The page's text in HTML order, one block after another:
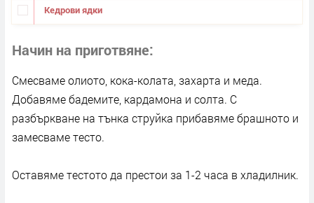
Кедрови ядки
Начин на приготвяне
Смесваме олиото, кока-колата, захарта и меда.
Добавяме бадемите, кардамона и солта. С
разбъркване на тънка струйка прибавяме брашното и
замесваме тесто.
Оставяме тестото да престои за 1-2 часа в хладилник.